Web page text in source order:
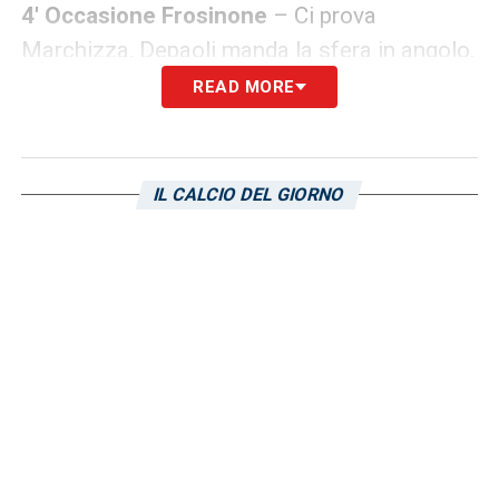
4′ Occasione Frosinone – Ci prova
Marchizza, Depaoli manda la sfera in angolo.
10′ Altra chance per gli ospiti– Ancora
READ MORE
IL CALCIO DEL GIORNO